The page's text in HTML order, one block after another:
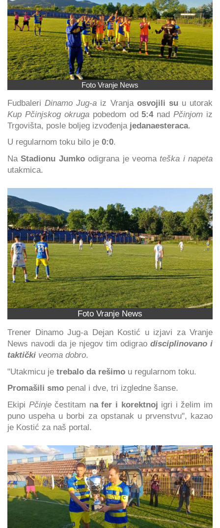
Foto Vranje News
FudbaleriDinamo Jug-a iz Vranja osvojili suu utorak
Kup Pčinjskog okrugapobedom od5:4 nad Pčinjom iz
Trgovišta, posle boljeg izvođenja jedanaesteraca.
U regularnom toku bilo je 0:0.
NaStadionu Jumkoodigrana je veomateška i napeta
utakmica.
Foto Vranje News
Trener Dinamo Jug-a Dejan Kostić u izjavi za Vranje
News navodi da je njegov tim odigrao disciplinovano i
taktički veoma dobro.
"Utakmicu je trebalo da rešimo u regularnom toku.
Promašili smo penal i dve, tri izgledne šanse.
Ekipi Pčinječestitam na fer i korektnoj igri i želim im
puno uspeha u borbi za opstanak u prvenstvu", kazao
je Kostić za naš portal.